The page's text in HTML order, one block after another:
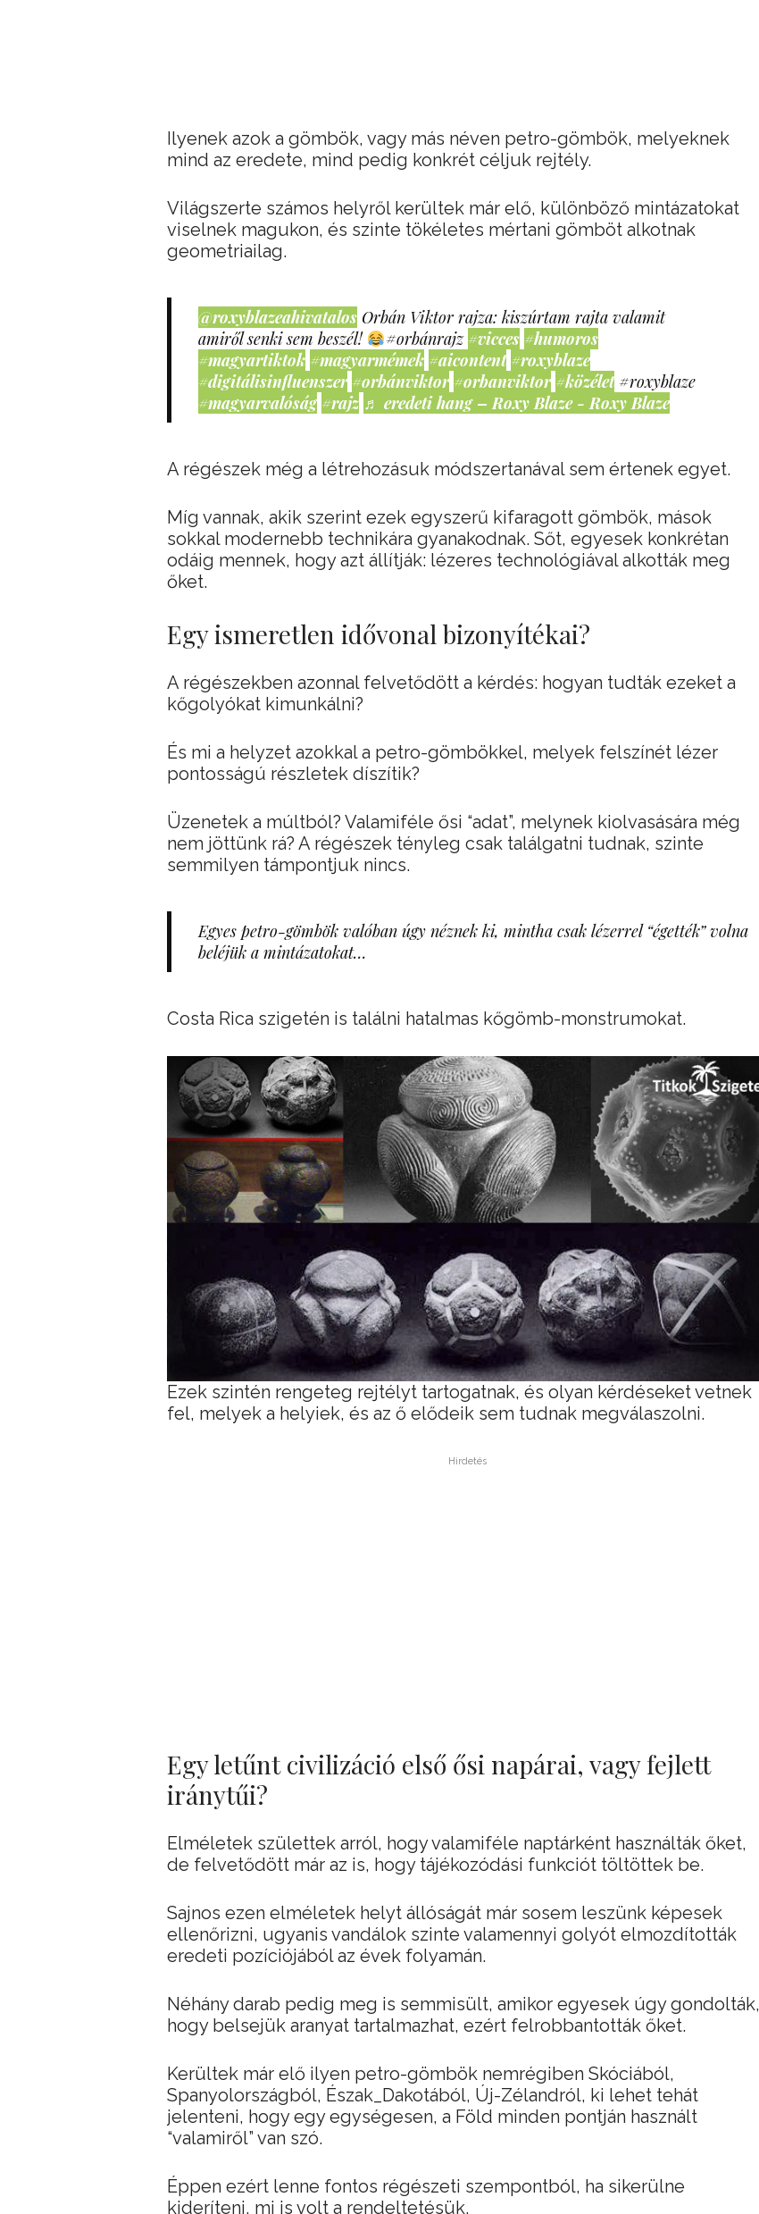
Ilyenek azok a gömbök, vagy más néven petro-gömbök, melyeknek
mind az eredete, mind pedig konkrét céljuk rejtély.
Világszerte számos helyről kerültek már elő, különböző mintázatokat
viselnek magukon, és szinte tökéletes mértani gömböt alkotnak
geometriailag.
@roxyblazeahivatalos Orbán Viktor rajza: kiszúrtam rajta valamit
amiről senki sem beszél!
#orbánrajz #vicces #humoros
#magyartiktok #magyarmémek #aicontent #roxyblaze
#digitálisinfluenszer #orbánviktor #orbanviktor #közélet #roxyblaze
#magyarvalóság #rajz ♬ eredeti hang – Roxy Blaze - Roxy Blaze
A régészek még a létrehozásuk módszertanával sem értenek egyet.
Míg vannak, akik szerint ezek egyszerű kifaragott gömbök, mások
sokkal modernebb technikára gyanakodnak. Sőt, egyesek konkrétan
odáig mennek, hogy azt állítják: lézeres technológiával alkották meg
őket.
Egy ismeretlen idővonal bizonyítékai?
A régészekben azonnal felvetődött a kérdés: hogyan tudták ezeket a
kőgolyókat kimunkálni?
És mi a helyzet azokkal a petro-gömbökkel, melyek felszínét lézer
pontosságú részletek díszítik?
Üzenetek a múltból? Valamiféle ősi “adat”, melynek kiolvasására még
nem jöttünk rá? A régészek tényleg csak találgatni tudnak, szinte
semmilyen támpontjuk nincs.
Egyes petro-gömbök valóban úgy néznek ki, mintha csak lézerrel “égették” volna
beléjük a mintázatokat…
Costa Rica szigetén is találni hatalmas kőgömb-monstrumokat.
Ezek szintén rengeteg rejtélyt tartogatnak, és olyan kérdéseket vetnek
fel, melyek a helyiek, és az ő elődeik sem tudnak megválaszolni.
Hirdetés
Egy letűnt civilizáció első ősi napárai, vagy fejlett
iránytűi?
Elméletek születtek arról, hogy valamiféle naptárként használták őket,
de felvetődött már az is, hogy tájékozódási funkciót töltöttek be.
Sajnos ezen elméletek helyt állóságát már sosem leszünk képesek
ellenőrizni, ugyanis vandálok szinte valamennyi golyót elmozdították
eredeti pozíciójából az évek folyamán.
Néhány darab pedig meg is semmisült, amikor egyesek úgy gondolták,
hogy belsejük aranyat tartalmazhat, ezért felrobbantották őket.
Kerültek már elő ilyen petro-gömbök nemrégiben Skóciából,
Spanyolországból, Észak_Dakotából, Új-Zélandról, ki lehet tehát
jelenteni, hogy egy egységesen, a Föld minden pontján használt
“valamiről” van szó.
Éppen ezért lenne fontos régészeti szempontból, ha sikerülne
kideríteni, mi is volt a rendeltetésük.